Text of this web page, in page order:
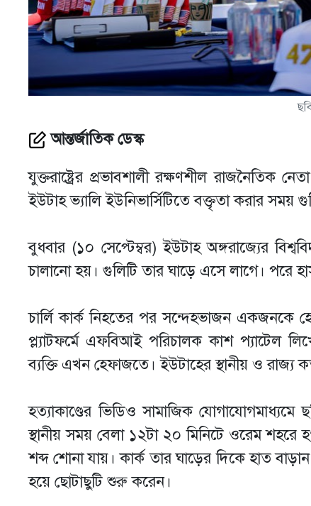
আন্তর্জাতিক ডেস্ক
যুক্তরাষ্ট্রের প্রভাবশালী রক্ষণশীল রাজনৈতিক
ইউটাহ ভ্যালি ইউনিভার্সিটিতে বক্তৃতা করার সময়
বুধবার (১০ সেপ্টেম্বর) ইউটাহ অঙ্গরাজ্যের
চালানো হয়। গুলিটি তার ঘাড়ে এসে লাগে। পরে
চার্লি কার্ক নিহতের পর সন্দেহভাজন একজনকে
প্ল্যাটফর্মে এফবিআই পরিচালক কাশ প্যাটেল
ব্যক্তি এখন হেফাজতে। ইউটাহের স্থানীয় ও
হত্যাকাণ্ডের ভিডিও সামাজিক যোগাযোগমাধ্যমে
স্থানীয় সময় বেলা ১২টা ২০ মিনিটে ওরেম শহরে
শব্দ শোনা যায়। কার্ক তার ঘাড়ের দিকে হাত
হয়ে ছোটাছুটি শুরু করেন।